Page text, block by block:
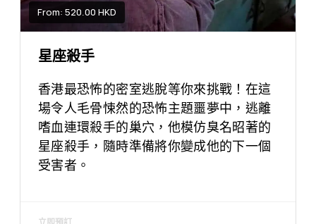
From: 520.00 HKD
星座殺手
香港最恐怖的密室逃脫等你來挑戰！在這
場令人毛骨悚然的恐怖主題噩夢中，逃離
嗜血連環殺手的巢穴，他模仿臭名昭著的
星座殺手，隨時準備將你變成他的下一個
受害者。